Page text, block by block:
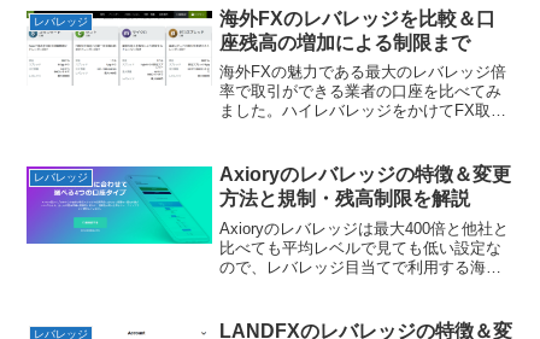
とで表にまとめてみました。XMのFX銘
柄とのレバ...
レバレッジ
海外FXのレバレッジを比較＆口
座残高の増加による制限まで
海外FXの魅力である最大のレバレッジ倍
率で取引ができる業者の口座を比べてみ
ました。ハイレバレッジをかけてFX取引
もおすすめです。ドル蔵しかしハイレバ
レッジ取引が危険と言...
レバレッジ
Axioryのレバレッジの特徴＆変更
方法と規制・残高制限を解説
Axioryのレバレッジは最大400倍と他社と
比べても平均レベルで見ても低い設定な
ので、レバレッジ目当てで利用する海外
cTrderが利用できる点で検討を考えると
レバレッジ
LANDFXのレバレッジの特徴＆変